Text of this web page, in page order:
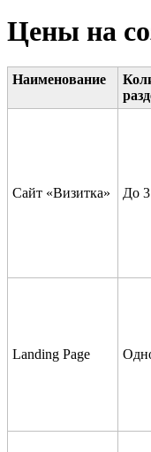
Цены на
Наименование
Сайт «Визитка» До 3
Landing Page